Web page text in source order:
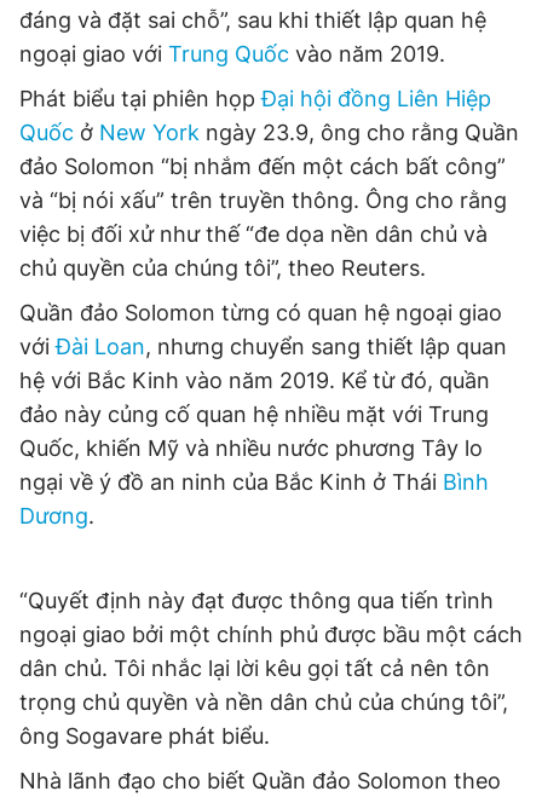
Đặt báo Quảng cáo RSS Tòa soạn Chính sách bảo
Tổng biên tập: Nguyễn Ngọc Toàn
Phó tổng biên tập thường trực: Hải Thành
Phó tổng biên tập: Lâm Hiếu Dũng
Phó tổng biên tập: Trần Việt Hưng
Tổng thư ký tòa soạn: Đức Trung
Giấy phép xuất bản số 110/GP - BTTTT cấp ngày 24.3.2020
© 2003-2026 Bản quyền thuộc về Báo Thanh Niên. Cấm sao
chép dưới mọi hình thức nếu không có sự chấp thuận bằng văn
bản. Phát triển bởi ePi Technologies, JSC.
đáng và đặt sai chỗ”, sau khi thiết lập quan hệ
ngoại giao với Trung Quốc vào năm 2019.
Phát biểu tại phiên họpĐại hội đồng Liên Hiệp
Quốc ở New York ngày 23.9, ông cho rằng Quần
đảo Solomon “bị nhắm đến một cách bất công”
và “bị nói xấu” trên truyền thông. Ông cho rằng
việc bị đối xử như thế “đe dọa nền dân chủ và
chủ quyền của chúng tôi”, theo Reuters.
Quần đảo Solomon từng có quan hệ ngoại giao
vớiĐài Loan, nhưng chuyển sang thiết lập quan
hệ với Bắc Kinh vào năm 2019. Kể từ đó, quần
đảo này củng cố quan hệ nhiều mặt với Trung
Quốc, khiến Mỹ và nhiều nước phương Tây lo
ngại về ý đồ an ninh của Bắc Kinh ở Thái Bình
Dương.
“Quyết định này đạt được thông qua tiến trình
ngoại giao bởi một chính phủ được bầu một cách
dân chủ. Tôi nhắc lại lời kêu gọi tất cả nên tôn
trọng chủ quyền và nền dân chủ của chúng tôi”,
ông Sogavare phát biểu.
Nhà lãnh đạo cho biết Quần đảo Solomon theo